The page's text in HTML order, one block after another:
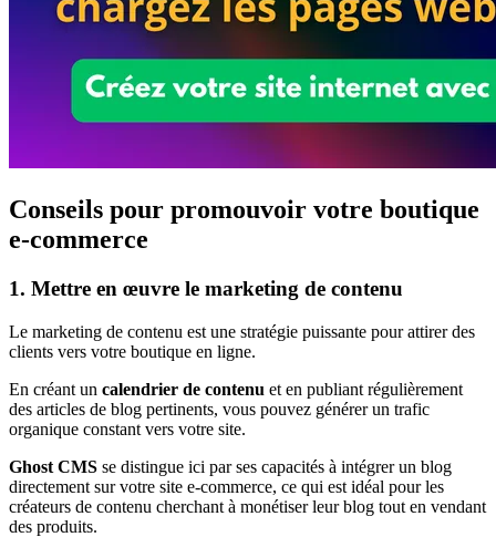
Conseils pour promouvoir votre boutique
e-commerce
1. Mettre en œuvre le marketing de contenu
Le marketing de contenu est une stratégie puissante pour attirer des
clients vers votre boutique en ligne.
En créant un calendrier de contenu et en publiant régulièrement
des articles de blog pertinents, vous pouvez générer un trafic
organique constant vers votre site.
Ghost CMS se distingue ici par ses capacités à intégrer un blog
directement sur votre site e-commerce, ce qui est idéal pour les
créateurs de contenu cherchant à monétiser leur blog tout en vendant
des produits.